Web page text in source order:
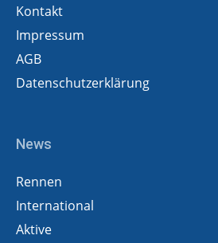
Kontakt
Impressum
AGB
Datenschutzerklärung
News
Rennen
International
Aktive